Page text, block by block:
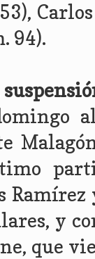
94).
y
que